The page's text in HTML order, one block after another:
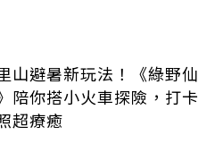
山避暑新玩法！《綠野仙
陪你搭小火車探險，打卡
超療癒